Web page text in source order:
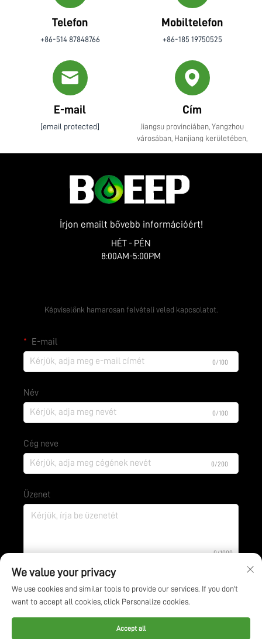
Telefon
+86-514 87848766
Mobiltelefon
+86-185 19750525
E-mail
[email protected]
Cím
Jiangsu provinciában, Yangzhou
városában, Hanjiang kerületében,
Írjon emailt bővebb információért!
HÉT - PÉN
8:00AM-5:00PM
Képviselőnk hamarosan felvételi veled kapcsolatot.
E-mail
0/100
Név
0/100
Cég neve
0/200
Üzenet
0/1000
ELKÜLD
Copyright © Jiangsu BOE Environmental Protection
We value your privacy
We use cookies and similar tools to provide our services. If you don't
want to accept all cookies, click Personalize cookies.
Accept all